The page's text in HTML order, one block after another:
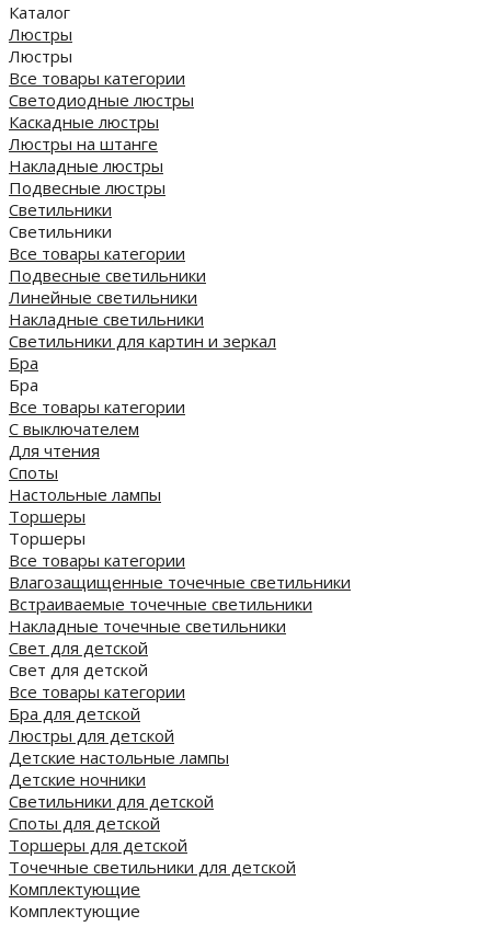
Каталог
Люстры
Люстры
Все товары категории
Светодиодные люстры
Каскадные люстры
Люстры на штанге
Накладные люстры
Подвесные люстры
Светильники
Светильники
Все товары категории
Подвесные светильники
Линейные светильники
Накладные светильники
Светильники для картин и зеркал
Бра
Бра
Все товары категории
С выключателем
Для чтения
Споты
Настольные лампы
Торшеры
Торшеры
Все товары категории
Влагозащищенные точечные светильники
Встраиваемые точечные светильники
Накладные точечные светильники
Свет для детской
Свет для детской
Все товары категории
Бра для детской
Люстры для детской
Детские настольные лампы
Детские ночники
Светильники для детской
Споты для детской
Торшеры для детской
Точечные светильники для детской
Комплектующие
Комплектующие